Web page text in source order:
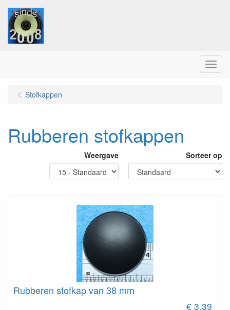
Menu
Stofkappen
Rubberen stofkappen
Weergave Sorteer op
Rubberen stofkap van 38 mm
€ 3,39